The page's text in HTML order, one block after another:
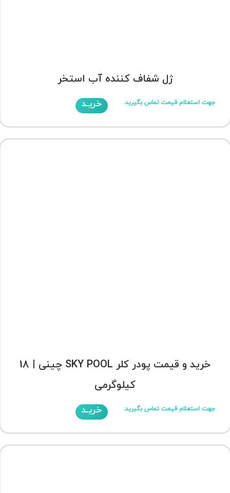
ژل شفاف کننده آب استخر
جهت استعلام قیمت تماس بگیرید. خریـد
خرید و قیمت پودر کلر SKY POOL چینی | 18
کیلوگرمی
جهت استعلام قیمت تماس بگیرید. خریـد